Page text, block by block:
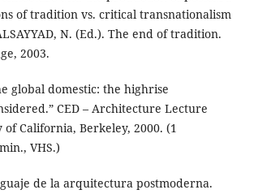
of tradition vs. critical transnationalism
N. (Ed.). The end of tradition.
2003.
global domestic: the highrise
CED – Architecture Lecture
of California, Berkeley, 2000. (1
VHS.)
de la arquitectura postmoderna.